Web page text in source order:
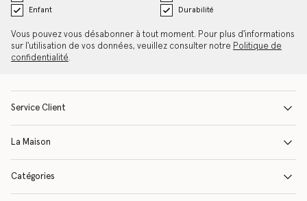
Enfant
Durabilité
Vous pouvez vous désabonner à tout moment. Pour plus d'informations
sur l'utilisation de vos données, veuillez consulter notre Politique de
confidentialité.
Service Client
La Maison
Catégories